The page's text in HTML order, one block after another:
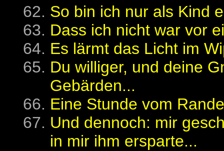
So bin ich nur als Kind
Dass ich nicht war vor
Es lärmt das Licht im
Du williger, und deine
Gebärden...
Eine Stunde vom
Und dennoch: mir
in mir ihm ersparte...